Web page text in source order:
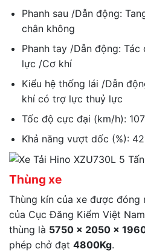
Phanh sau /Dẫn động:
chân không
Phanh tay /Dẫn động:
lực /Cơ khí
Kiểu hệ thống lái /Dẫn
khí có trợ lực thuỷ lực
Tốc độ cực đại (km/h): 107
Khả năng vượt dốc (%):
Thùng xe
Thùng kín của xe được đóng
của Cục Đăng Kiểm Việt
thùng là 5750 x 2050 x
phép chở đạt 4800Kg.